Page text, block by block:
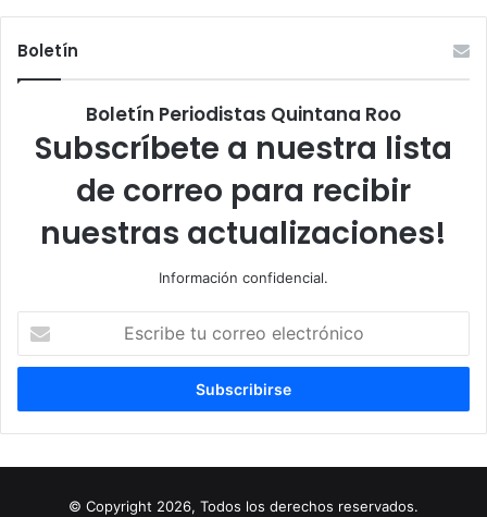
Boletín
Boletín Periodistas Quintana Roo
Subscríbete a nuestra lista
de correo para recibir
nuestras actualizaciones!
Información confidencial.
correo
© Copyright 2026, Todos los derechos reservados.